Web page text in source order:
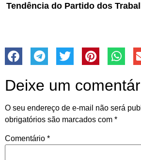
Tendência do Partido dos
Deixe um
O seu endereço de e-mail não será
obrigatórios são marcados com *
Comentário *